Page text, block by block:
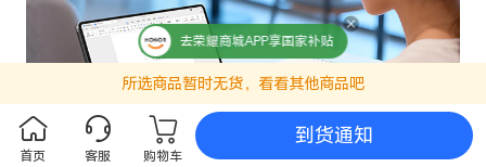
去荣耀商城APP享国家补贴
所选商品暂时无货，看看其他商品吧
首页 客服 购物车
到货通知